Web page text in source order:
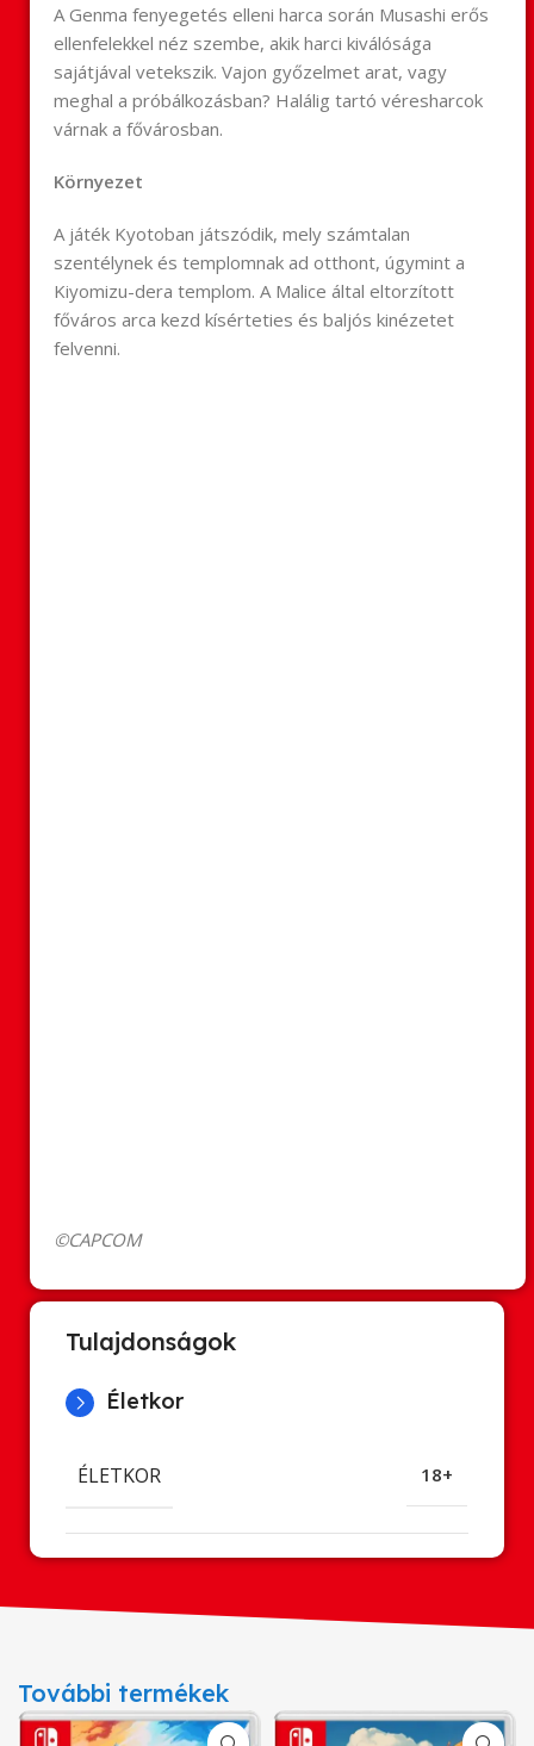
A Genma fenyegetés elleni harca során Musashi erős
ellenfelekkel néz szembe, akik harci kiválósága
sajátjával vetekszik. Vajon győzelmet arat, vagy
meghal a próbálkozásban? Halálig tartó véresharcok
várnak a fővárosban.
Környezet
A játék Kyotoban játszódik, mely számtalan
szentélynek és templomnak ad otthont, úgymint a
Kiyomizu-dera templom. A Malice által eltorzított
főváros arca kezd kísérteties és baljós kinézetet
felvenni.
©CAPCOM
Tulajdonságok
Életkor
ÉLETKOR 18+
További termékek